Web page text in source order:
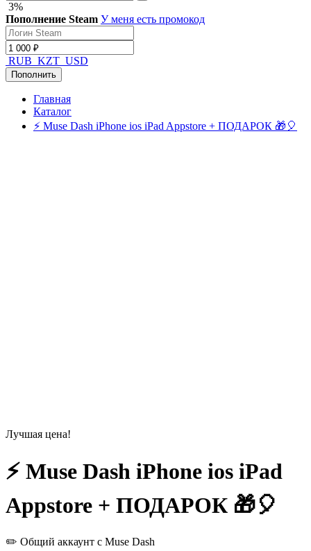
3%
Пополнение Steam У меня есть промокод
RUB KZT USD
Пополнить
Главная
Каталог
⚡️ Muse Dash iPhone ios iPad Appstore + ПОДАРОК 🎁🎈
Лучшая цена!
⚡️ Muse Dash iPhone ios iPad
Appstore + ПОДАРОК 🎁🎈
✏️ Общий аккаунт с Muse Dash